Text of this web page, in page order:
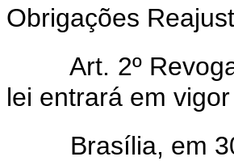
Obrigações
Art. 2º
lei entrará em
Brasília, em